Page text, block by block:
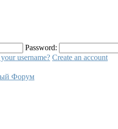
Password:
username? Create an account
Форум